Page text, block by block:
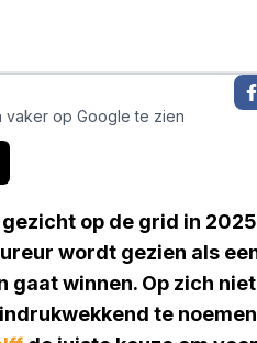
vaker op Google te zien
op de grid in
wordt gezien als
winnen. Op zich
te